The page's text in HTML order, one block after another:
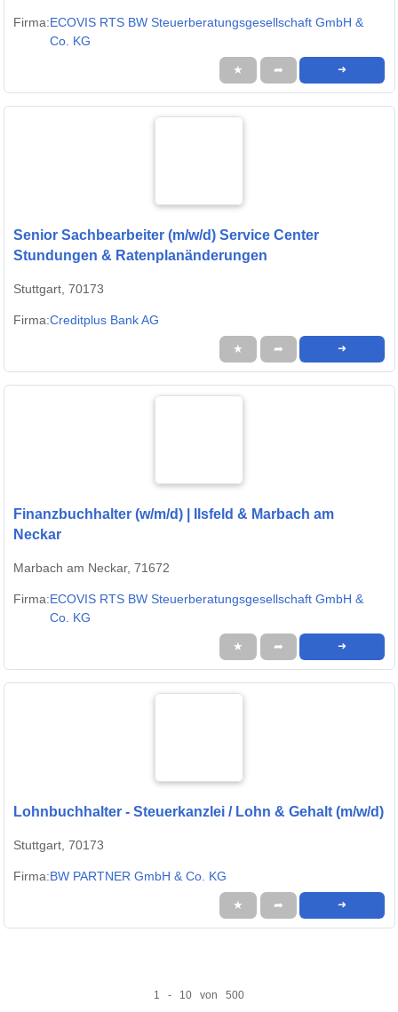
Firma:ECOVIS RTS BW Steuerberatungsgesellschaft GmbH &
Co. KG
★ ➦ ➜
Senior Sachbearbeiter (m/w/d) Service Center
Stundungen & Ratenplanänderungen
Stuttgart, 70173
Firma:Creditplus Bank AG
★ ➦ ➜
Finanzbuchhalter (w/m/d) | Ilsfeld & Marbach am
Neckar
Marbach am Neckar, 71672
Firma:ECOVIS RTS BW Steuerberatungsgesellschaft GmbH &
Co. KG
★ ➦ ➜
Lohnbuchhalter - Steuerkanzlei / Lohn & Gehalt (m/w/d)
Stuttgart, 70173
Firma:BW PARTNER GmbH & Co. KG
★ ➦ ➜
1 - 10 von 500